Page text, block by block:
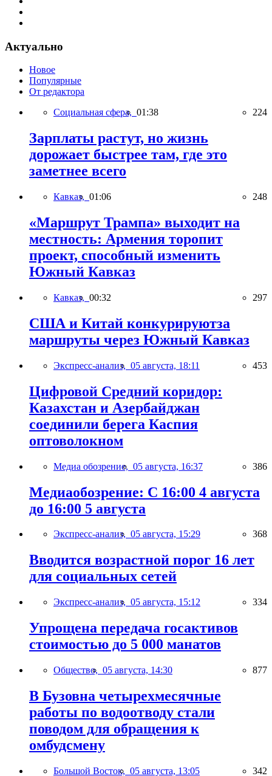
Актуально
Новое
Популярные
От редактора
Социальная сфера, 01:38 224
Зарплаты растут, но жизнь
дорожает быстрее там, где это
заметнее всего
Кавказ, 01:06 248
«Маршрут Трампа» выходит на
местность: Армения торопит
проект, способный изменить
Южный Кавказ
Кавказ, 00:32 297
США и Китай конкурируютза
маршруты через Южный Кавказ
Экспресс-анализ, 05 августа, 18:11 453
Цифровой Средний коридор:
Казахстан и Азербайджан
соединили берега Каспия
оптоволокном
Медиа обозрение, 05 августа, 16:37 386
Медиаобозрение: С 16:00 4 августа
до 16:00 5 августа
Экспресс-анализ, 05 августа, 15:29 368
Вводится возрастной порог 16 лет
для социальных сетей
Экспресс-анализ, 05 августа, 15:12 334
Упрощена передача госактивов
стоимостью до 5 000 манатов
Общество, 05 августа, 14:30 877
В Бузовна четырехмесячные
работы по водоотводу стали
поводом для обращения к
омбудсмену
Большой Восток, 05 августа, 13:05 342